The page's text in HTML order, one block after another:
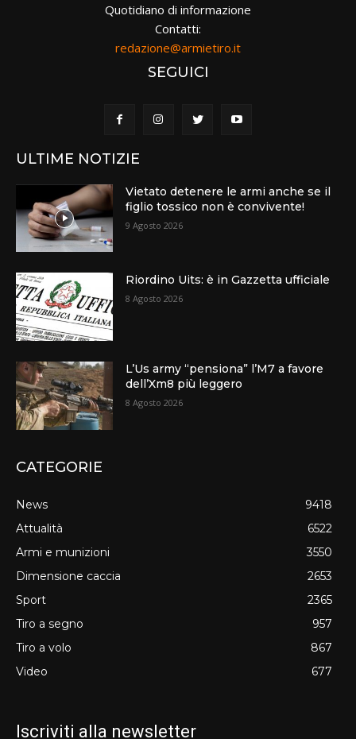
Quotidiano di informazione
Contatti:
redazione@armietiro.it
SEGUICI
ULTIME NOTIZIE
Vietato detenere le armi anche se il
figlio tossico non è convivente!
9 Agosto 2026
Riordino Uits: è in Gazzetta ufficiale
8 Agosto 2026
L’Us army “pensiona” l’M7 a favore
dell’Xm8 più leggero
8 Agosto 2026
CATEGORIE
News
9418
Attualità
6522
Armi e munizioni
3550
Dimensione caccia
2653
Sport
2365
Tiro a segno
957
Tiro a volo
867
Video
677
Iscriviti alla newsletter